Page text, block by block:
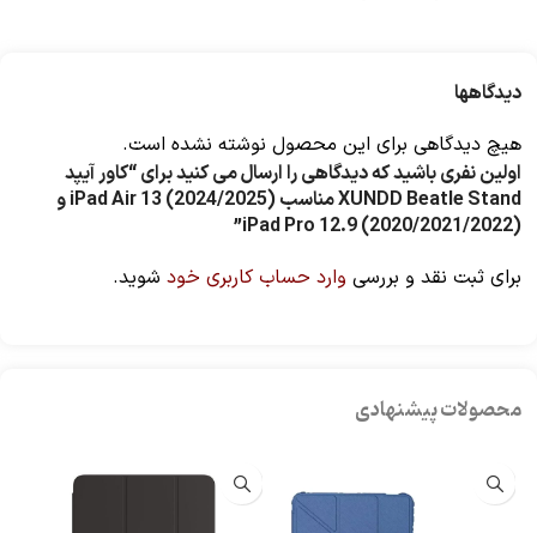
دیدگاهها
هیچ دیدگاهی برای این محصول نوشته نشده است.
اولین نفری باشید که دیدگاهی را ارسال می کنید برای “کاور آیپد
XUNDD Beatle Stand مناسب iPad Air 13 (2024/2025) و
iPad Pro 12.9 (2020/2021/2022)”
برای ثبت نقد و بررسی وارد حساب کاربری خود شوید.
محصولات پیشنهادی